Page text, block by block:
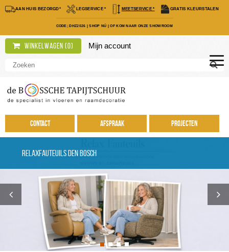
AAN HUIS BEZORGD* LEGSERVICE * MEETSERVICE * GRATIS KLEURSTALEN
CODE; DHZ2026 |SHOP NÚ |OF KOM NAAR ONZE SHOWROOM
Winkelwagen (0) Mijn account
Contact Afspraak Projecten
Relaxfauteuils Den Bosch